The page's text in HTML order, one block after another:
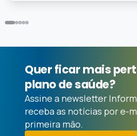
Querficarmais
planodesaúde?
Assine a newsletter
receba as notícias por e-
primeira mão.